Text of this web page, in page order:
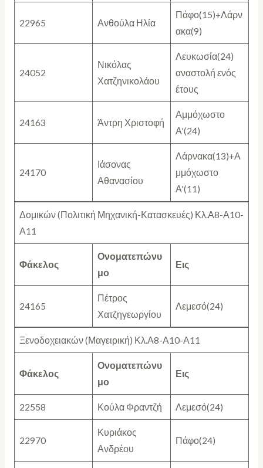
22965 Ανθούλα Ηλία
Πάφο(15)+Λάρν
ακα(9)
24052
Νικόλας
Χατζηνικολάου
Λευκωσία(24)
αναστολή ενός
έτους
24163 Άντρη Χριστοφή
Αμμόχωστο
Α'(24)
24170
Ιάσονας
Αθανασίου
Λάρνακα(13)+Α
μμόχωστο
Α'(11)
Δομικών (Πολιτική Μηχανική-Κατασκευές) Κλ.Α8-Α10-
Α11
Φάκελος
Ονοματεπώνυ
μο
Εις
24165
Πέτρος
Χατζηγεωργίου
Λεμεσό(24)
Ξενοδοχειακών (Μαγειρική) Κλ.Α8-Α10-Α11
Φάκελος
Ονοματεπώνυ
μο
Εις
22558 Κούλα Φραντζή Λεμεσό(24)
22970
Κυριάκος
Ανδρέου
Πάφο(24)